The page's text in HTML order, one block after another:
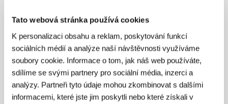
Tato webová stránka používá cookies
K personalizaci obsahu a reklam, poskytování funkcí
sociálních médií a analýze naší návštěvnosti využíváme
soubory cookie. Informace o tom, jak náš web používáte,
sdílíme se svými partnery pro sociální média, inzerci a
analýzy. Partneři tyto údaje mohou zkombinovat s dalšími
informacemi, které jste jim poskytli nebo které získali v
Saturnin
(Saturnin)
Režie: Jiří Věrčák / Česká republika, 1994, 0 min